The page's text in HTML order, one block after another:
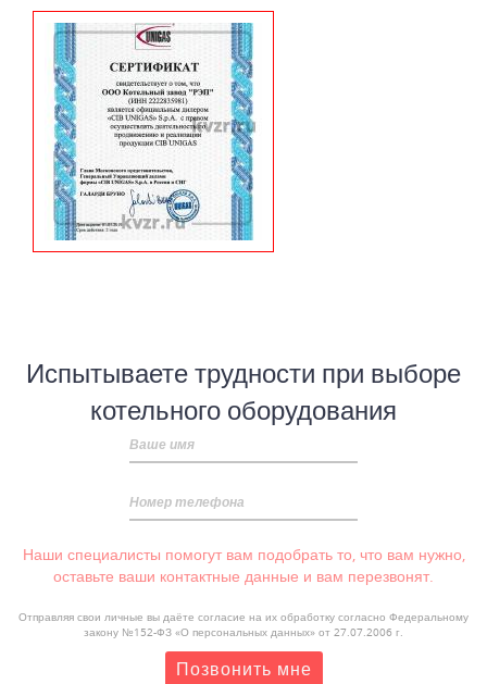
Испытываете трудности при выборе
котельного оборудования
Ваше имя
Номер телефона
Наши специалисты помогут вам подобрать то, что вам нужно,
оставьте ваши контактные данные и вам перезвонят.
Отправляя свои личные вы даёте согласие на их обработку согласно Федеральному
закону №152-ФЗ «О персональных данных» от 27.07.2006 г.
Позвонить мне